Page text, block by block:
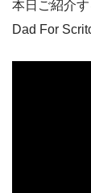
本日ご紹介
Dad For